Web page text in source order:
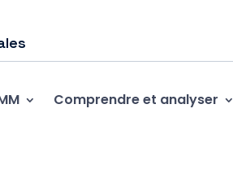
Comprendre et analyser